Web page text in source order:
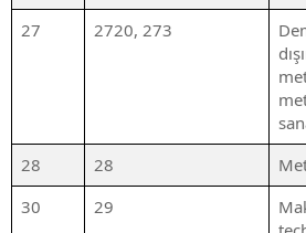
27 2720, 273
28 28
30
29